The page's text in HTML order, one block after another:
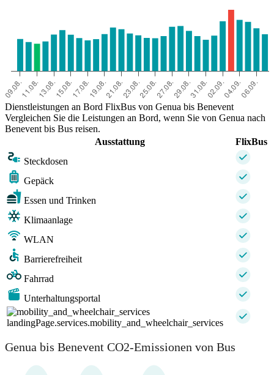
Dienstleistungen an Bord FlixBus von Genua bis Benevent
Vergleichen Sie die Leistungen an Bord, wenn Sie von Genua nach
Benevent bis Bus reisen.
Ausstattung
FlixBus
Steckdosen
Gepäck
Essen und Trinken
Klimaanlage
WLAN
Barrierefreiheit
Fahrrad
Unterhaltungsportal
landingPage.services.mobility_and_wheelchair_services
Genua bis Benevent CO2-Emissionen von Bus